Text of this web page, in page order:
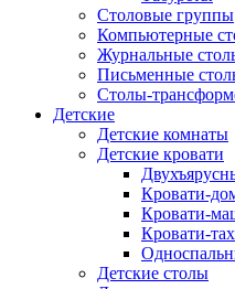
Столовые группы
Компьютерные
Журнальные
Письменные
Столы-
Детские
Детские комнаты
Детские кровати
Кровати-
Кровати-
Кровати-
Детские столы